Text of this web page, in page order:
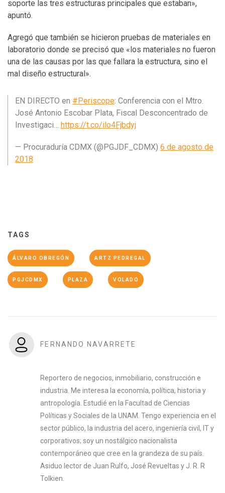
soporte las tres estructuras principales que estaban»,
apuntó.
Agregó que también se hicieron pruebas de materiales en
laboratorio donde se precisó que «los materiales no fueron
una de las causas por las que fallara la estructura, sino el
mal diseño estructural».
EN DIRECTO en #Periscope: Conferencia con el Mtro.
José Antonio Escobar Plata, Fiscal Desconcentrado de
Investigaci… https://t.co/ilo4Fjbdyj
— Procuraduría CDMX (@PGJDF_CDMX) 6 de agosto de
2018
TAGS
ÁLVARO OBREGÓN ARTZ PEDREGAL
PGJCDMX PLAZA VOLADO
FERNANDO NAVARRETE
Reportero de negocios, inmobiliario, construcción e
industria. Me interesa la economía, política, historia y
antropología. Estudié en la Facultad de Ciencias
Políticas y Sociales de la UNAM. Tengo experiencia en el
sector público, la industria del acero, ingeniería civil, IT y
corporativos; soy un nostálgico nacionalista
contemporáneo que cree en la grandeza de su país.
Asiduo lector de Juan Rulfo, José Revueltas y J. R. R
Tolkien.